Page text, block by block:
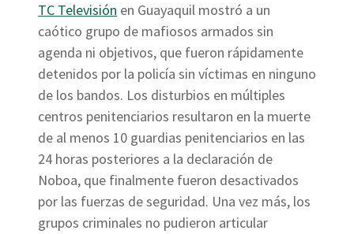
TC Televisión en Guayaquil mostró a un
caótico grupo de mafiosos armados sin
agenda ni objetivos, que fueron rápidamente
detenidos por la policía sin víctimas en ninguno
de los bandos. Los disturbios en múltiples
centros penitenciarios resultaron en la muerte
de al menos 10 guardias penitenciarios en las
24 horas posteriores a la declaración de
Noboa, que finalmente fueron desactivados
por las fuerzas de seguridad. Una vez más, los
grupos criminales no pudieron articular